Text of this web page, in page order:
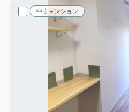
中古マンション